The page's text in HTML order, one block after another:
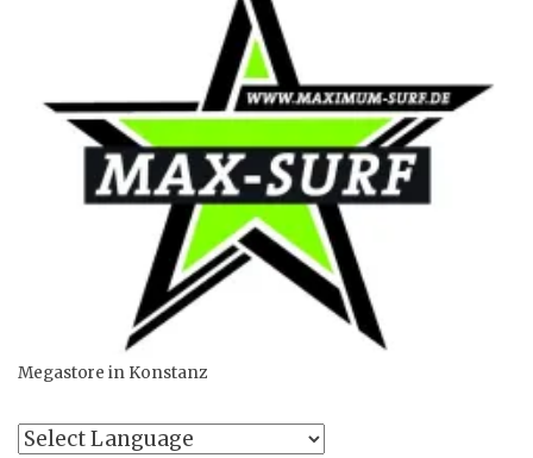
Megastore in Konstanz